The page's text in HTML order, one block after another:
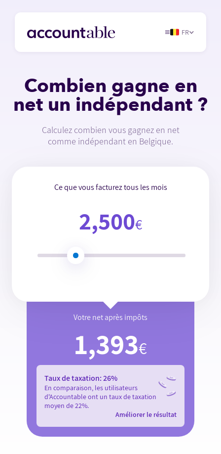
FR
Combien gagne en
net un indépendant ?
Calculez combien vous gagnez en net
comme indépendant en Belgique.
Ce que vous facturez tous les mois
2,500€
Votre net après impôts
1,393€
Taux de taxation:26%
En comparaison, les utilisateurs
d'Accountable ont un taux de taxation
moyen de22%.
Améliorer le résultat